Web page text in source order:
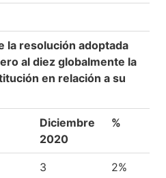
la resolución adoptada
al diez globalmente la
en relación a su
Diciembre
2020
%
3 2%